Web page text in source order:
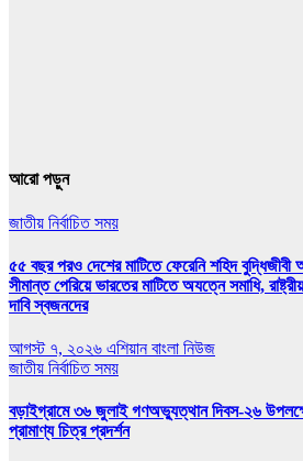
আরো পড়ুন
জাতীয় নির্বাচিত সময়
৫৫ বছর পরও দেশের মাটিতে ফেরেনি শহিদ
সীমান্ত পেরিয়ে ভারতের মাটিতে অযত্নে সমাধি,
দাবি স্বজনদের
আগস্ট ৭, ২০২৬ এশিয়ান বাংলা নিউজ
জাতীয় নির্বাচিত সময়
বড়াইগ্রামে ৩৬ জুলাই গণঅভ্যুত্থান দিবস-২৬
প্রামাণ্য চিত্র প্রদর্শন